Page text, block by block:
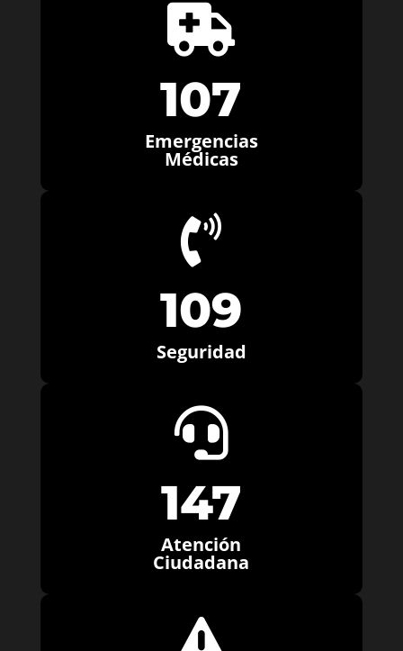

107
Emergencias
Médicas

109
Seguridad

147
Atención
Ciudadana